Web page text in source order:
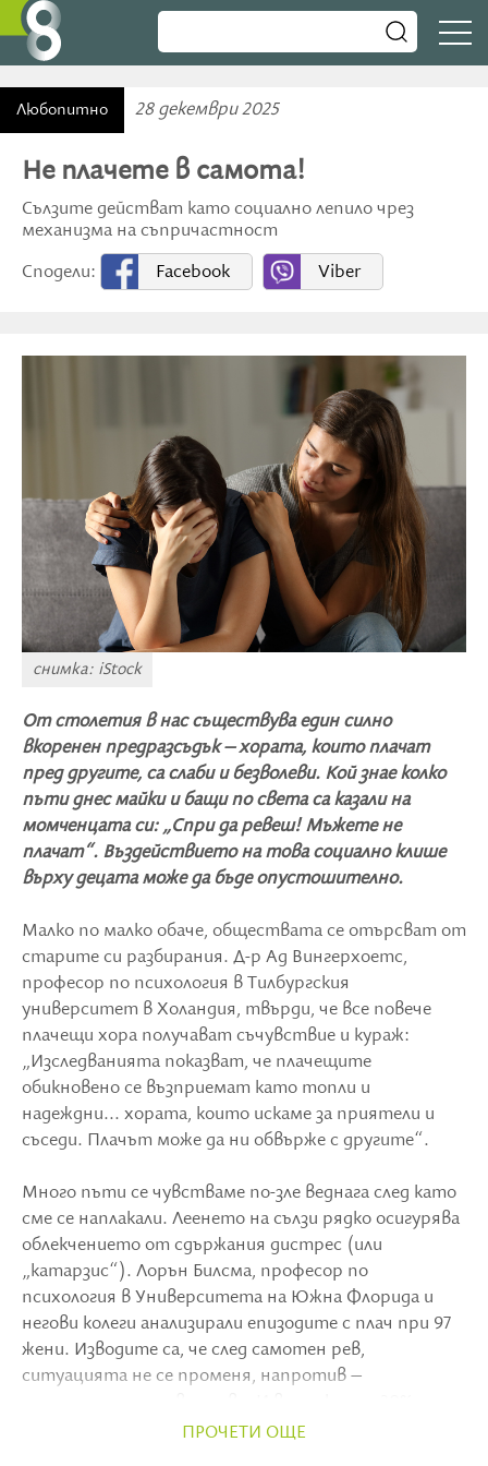
Любопитно 28 декември 2025
Не плачете в самота!
Сълзите действат като социално лепило чрез
механизма на съпричастност
Сподели:
Facebook Viber
снимка: iStock
От столетия в нас съществува един силно
вкоренен предразсъдък – хората, които плачат
пред другите, са слаби и безволеви. Кой знае колко
пъти днес майки и бащи по света са казали на
момченцата си: „Спри да ревеш! Мъжете не
плачат“. Въздействието на това социално клише
върху децата може да бъде опустошително.
Малко по малко обаче, обществата се отърсват от
старите си разбирания. Д-р Ад Вингерхоетс,
професор по психология в Тилбургския
университет в Холандия, твърди, че все повече
плачещи хора получават съчувствие и кураж:
„Изследванията показват, че плачещите
обикновено се възприемат като топли и
надеждни... хората, които искаме за приятели и
съседи. Плачът може да ни обвърже с другите“.
Много пъти се чувстваме по-зле веднага след като
сме се наплакали. Леенето на сълзи рядко осигурява
облекчението от сдържания дистрес (или
„катарзис“). Лорън Билсма, професор по
психология в Университета на Южна Флорида и
негови колеги анализирали епизодите с плач при 97
жени. Изводите са, че след самотен рев,
ситуацията не се променя, напротив –
наблюдаваните било отчетено някакво олекване.
ПРОЧЕТИ ОЩЕ